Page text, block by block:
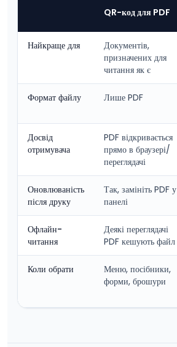
QR-код для PDF
Найкраще для
Документів,
призначених для
читання як є
Формат файлу Лише PDF
Досвід
отримувача
PDF відкривається
прямо в браузері/
переглядачі
Оновлюваність
після друку
Так, замініть PDF у
панелі
Офлайн-
читання
Деякі переглядачі
PDF кешують файл
Коли обрати
Меню, посібники,
форми, брошури